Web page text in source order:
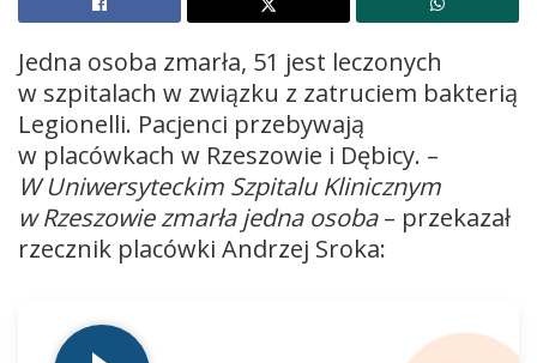
Jedna osoba zmarła, 51 jest leczonych
w szpitalach w związku z zatruciem bakterią
Legionelli. Pacjenci przebywają
w placówkach w Rzeszowie i Dębicy. –
W Uniwersyteckim Szpitalu Klinicznym
w Rzeszowie zmarła jedna osoba– przekazał
rzecznik placówki Andrzej Sroka:
plików